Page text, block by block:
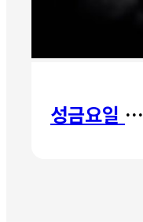
성금요일 칸타타